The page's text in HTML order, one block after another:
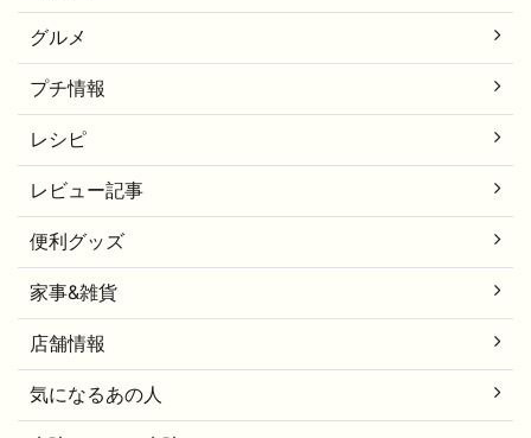
グルメ
プチ情報
レシピ
レビュー記事
便利グッズ
家事&雑貨
店舗情報
気になるあの人